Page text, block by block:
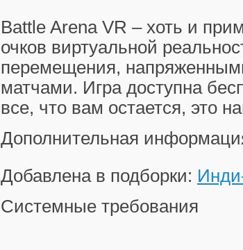
Battle Arena VR – хоть и
очков виртуальной
перемещения,
матчами. Игра доступна
все, что вам остается, это
Дополнительная
Добавлена в подборки:
Системные требования